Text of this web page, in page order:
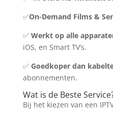
✅On-Demand Films &
✅ Werkt op alle
iOS, en Smart TV’s.
✅ Goedkoper dan
abonnementen.
Wat is de Beste
Bij het kiezen van een